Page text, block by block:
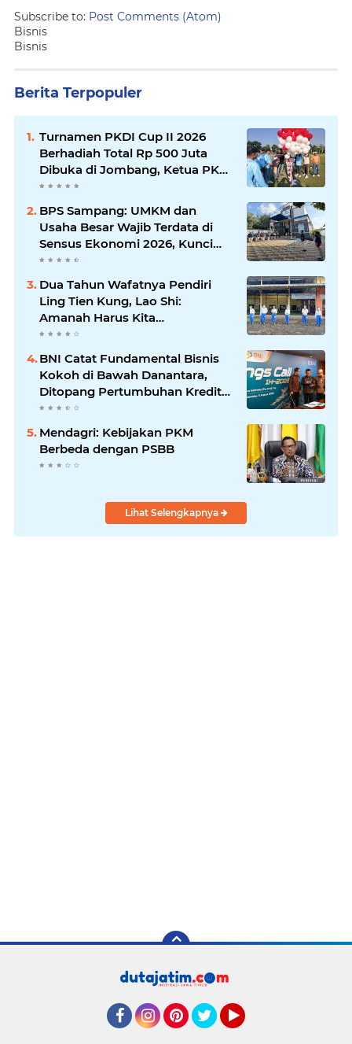
Subscribe to: Post Comments (Atom)
Bisnis
Bisnis
Berita Terpopuler
Turnamen PKDI Cup II 2026
Berhadiah Total Rp 500 Juta
Dibuka di Jombang, Ketua PKDI
Jatim Syaifullah Mahdi: Ajang
Komunikasi Antar-Kades untuk
Memajukan Desa
BPS Sampang: UMKM dan
Usaha Besar Wajib Terdata di
Sensus Ekonomi 2026, Kunci
Kebijakan Tepat Sasaran
Dua Tahun Wafatnya Pendiri
Ling Tien Kung, Lao Shi:
Amanah Harus Kita
Laksanakan!
BNI Catat Fundamental Bisnis
Kokoh di Bawah Danantara,
Ditopang Pertumbuhan Kredit
dan Kualitas Aset
Mendagri: Kebijakan PKM
Berbeda dengan PSBB
Lihat Selengkapnya